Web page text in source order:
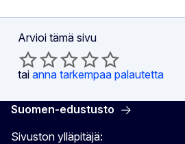
Arvioi tämä sivu
tai anna tarkempaa palautetta
Suomen-edustusto
Sivuston ylläpitäjä: